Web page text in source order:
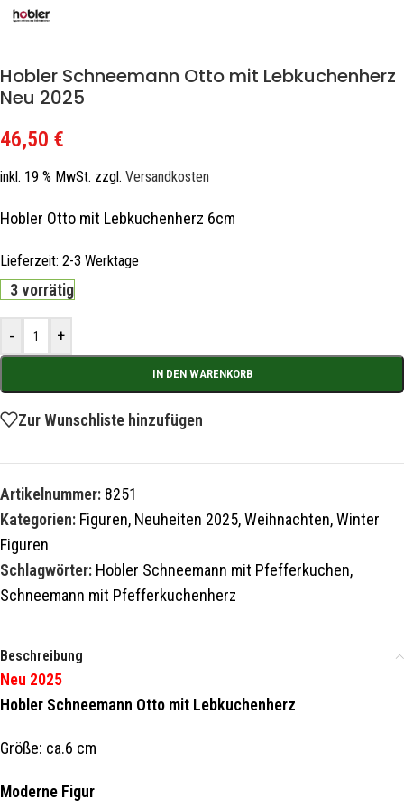
Hobler Schneemann Otto mit Lebkuchenherz
Neu 2025
46,50 €
inkl. 19 % MwSt. zzgl. Versandkosten
Hobler Otto mit Lebkuchenherz 6cm
Lieferzeit: 2-3 Werktage
3 vorrätig
- +
IN DEN WARENKORB
Zur Wunschliste hinzufügen
Artikelnummer: 8251
Kategorien: Figuren, Neuheiten 2025,Weihnachten,Winter
Figuren
Schlagwörter: Hobler Schneemann mit Pfefferkuchen,
Schneemann mit Pfefferkuchenherz
Beschreibung
Neu 2025
Hobler Schneemann Otto mit Lebkuchenherz
Größe: ca.6 cm
Moderne Figur